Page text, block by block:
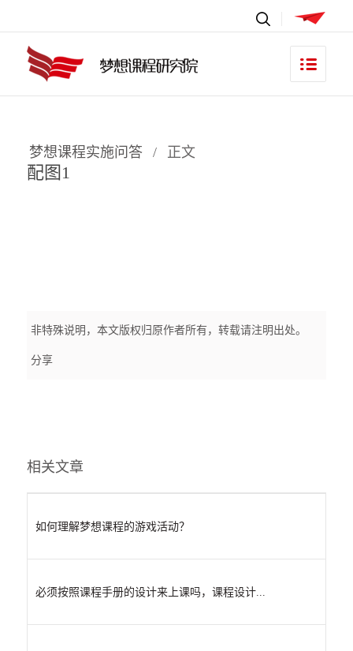
梦想课程实施问答 / 正文
配图1
非特殊说明，本文版权归原作者所有，转载请注明出处。
分享
相关文章
如何理解梦想课程的游戏活动？
必须按照课程手册的设计来上课吗，课程设计...